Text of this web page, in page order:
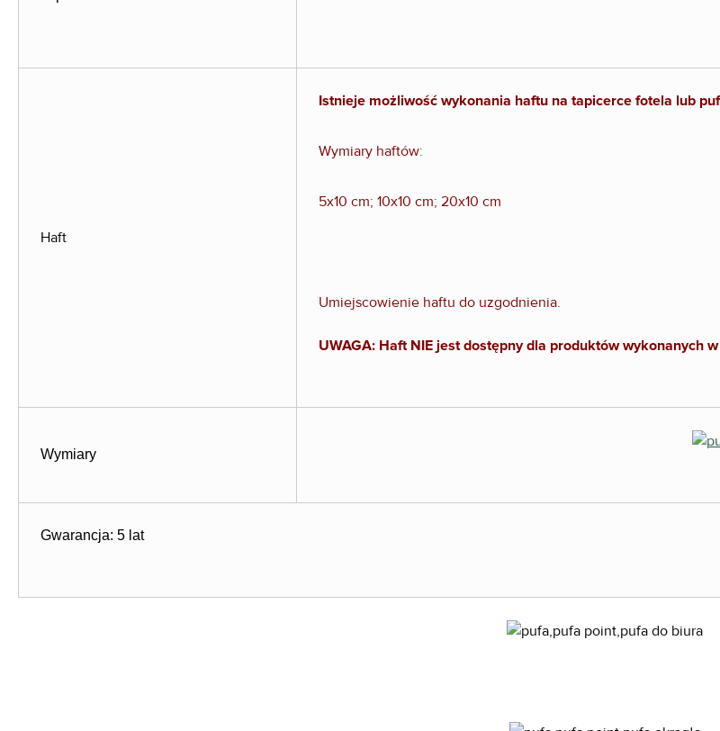
Haft
Istnieje możliwość wykonania haftu na tapicerce fotela lub
Wymiary haftów:
5x10 cm; 10x10 cm; 20x10 cm
Umiejscowienie haftu do uzgodnienia.
UWAGA: Haft NIE jest dostępny dla produktów wykonanych
Wymiary
Gwarancja: 5 lat